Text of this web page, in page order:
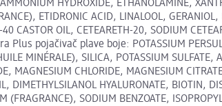
HYDROXIDE, ETHANOLAMINE,
ETIDRONIC ACID, LINALOOL,
CASTOR OIL, CETEARETH-20, SODIUM
Plus pojačivač plave boje: POTASSIUM
MINÉRALE), SILICA, POTASSIUM
MAGNESIUM CHLORIDE, MAGNESIUM
DIMETHYLSILANOL HYALURONATE, BIOTIN,
SODIUM BENZOATE,